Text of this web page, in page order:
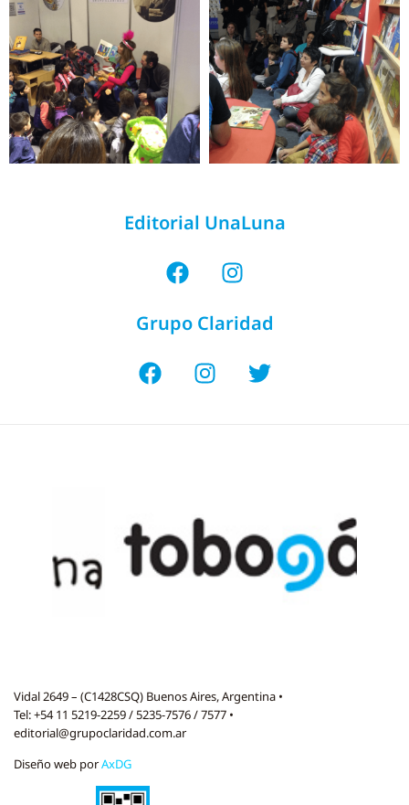
Editorial UnaLuna
Grupo Claridad
Vidal 2649 – (C1428CSQ) Buenos Aires, Argentina •
Tel: +54 11 5219-2259 / 5235-7576 / 7577 •
editorial@grupoclaridad.com.ar
Diseño web porAxDG